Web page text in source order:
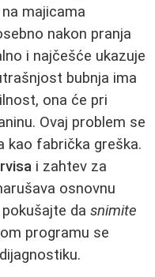
majicama
nakon pranja
i najčešće ukazuje
bubnja ima
ona će pri
Ovaj problem se
kao fabrička greška.
i zahtev za
osnovnu
da snimite
programu se